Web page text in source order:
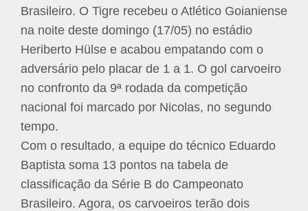
Brasileiro. O Tigre recebeu o Atlético Goianiense
na noite deste domingo (17/05) no estádio
Heriberto Hülse e acabou empatando com o
adversário pelo placar de 1 a 1. O gol carvoeiro
no confronto da 9ª rodada da competição
nacional foi marcado por Nicolas, no segundo
tempo.
Com o resultado, a equipe do técnico Eduardo
Baptista soma 13 pontos na tabela de
classificação da Série B do Campeonato
Brasileiro. Agora, os carvoeiros terão dois